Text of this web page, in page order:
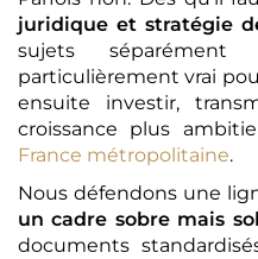
juridique et stratégie
sujets
particulièrement vrai
ensuite investir,
croissance plus
France métropolitaine.
Nous défendons une
un cadre sobre mais
documents